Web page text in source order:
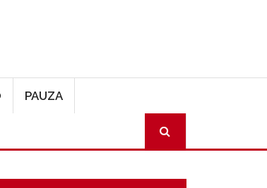
PAUZA